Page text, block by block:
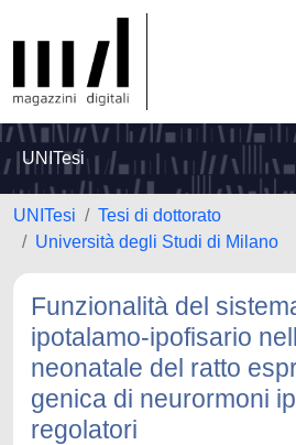
UNITesi
UNITesi
Tesi di dottorato
Università degli Studi di Milano
Funzionalità del
ipotalamo-ipofisario
neonatale del ratto
genica di neurormoni
regolatori